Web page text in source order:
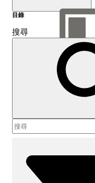
顯示目錄
目錄
搜尋